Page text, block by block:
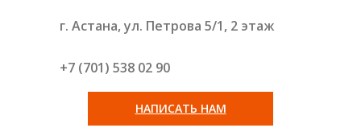
г. Астана, ул. Петрова 5/1, 2 этаж
+7 (701) 538 02 90
НАПИСАТЬ НАМ